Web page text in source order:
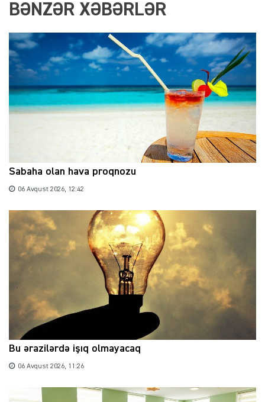
BƏNZƏR XƏBƏRLƏR
Sabaha olan hava proqnozu
06 Avqust 2026, 12:42
Bu ərazilərdə işıq olmayacaq
06 Avqust 2026, 11:26